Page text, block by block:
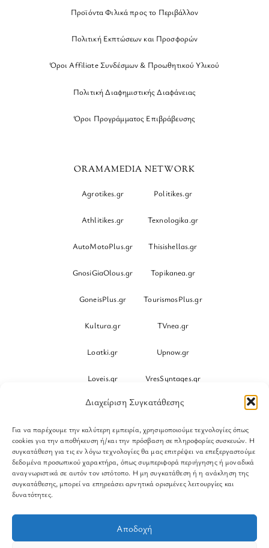
Διαχείριση Συγκατάθεσης
Για να παρέχουμε την καλύτερη εμπειρία, χρησιμοποιούμε τεχνολογίες όπως
cookies για την αποθήκευση ή/και την πρόσβαση σε πληροφορίες συσκευών. Η
συγκατάθεση για τις εν λόγω τεχνολογίες θα μας επιτρέψει να επεξεργαστούμε
δεδομένα προσωπικού χαρακτήρα, όπως συμπεριφορά περιήγησης ή μοναδικά
αναγνωριστικά σε αυτόν τον ιστότοπο. Η μη συγκατάθεση ή η ανάκληση της
συγκατάθεσης, μπορεί να επηρεάσει αρνητικά ορισμένες λειτουργίες και
δυνατότητες.
Αποδοχή
Προϊόντα Φιλικά προς το Περιβάλλον
Πολιτική Εκπτώσεων και Προσφορών
Όροι Affiliate Συνδέσμων & Προωθητικού Υλικού
Πολιτική Διαφημιστικής Διαφάνειας
Όροι Προγράμματος Επιβράβευσης
ORAMAMEDIA NETWORK
Agrotikes.gr Politikes.gr
Athlitikes.gr Texnologika.gr
AutoMotoPlus.gr Thisishellas.gr
GnosiGiaOlous.gr Topikanea.gr
GoneisPlus.gr TourismosPlus.gr
Kultura.gr TVnea.gr
Loatki.gr Upnow.gr
Loveis.gr VresSyntages.gr
ModernaGynaika.gr Xristianika.gr
OikonomiaPlus.gr ZoumeKalytera.gr
Oikotropia.gr ZoumeSpiti.gr
Perepet.gr
© 2026Orama Group(Orama Group Μ.Ι.Κ.Ε.) | Α.Φ.Μ.
801086294 – Δ.Ο.Υ. ΚΕΦΟΔΕ Αττικής | Γ.Ε.ΜΗ